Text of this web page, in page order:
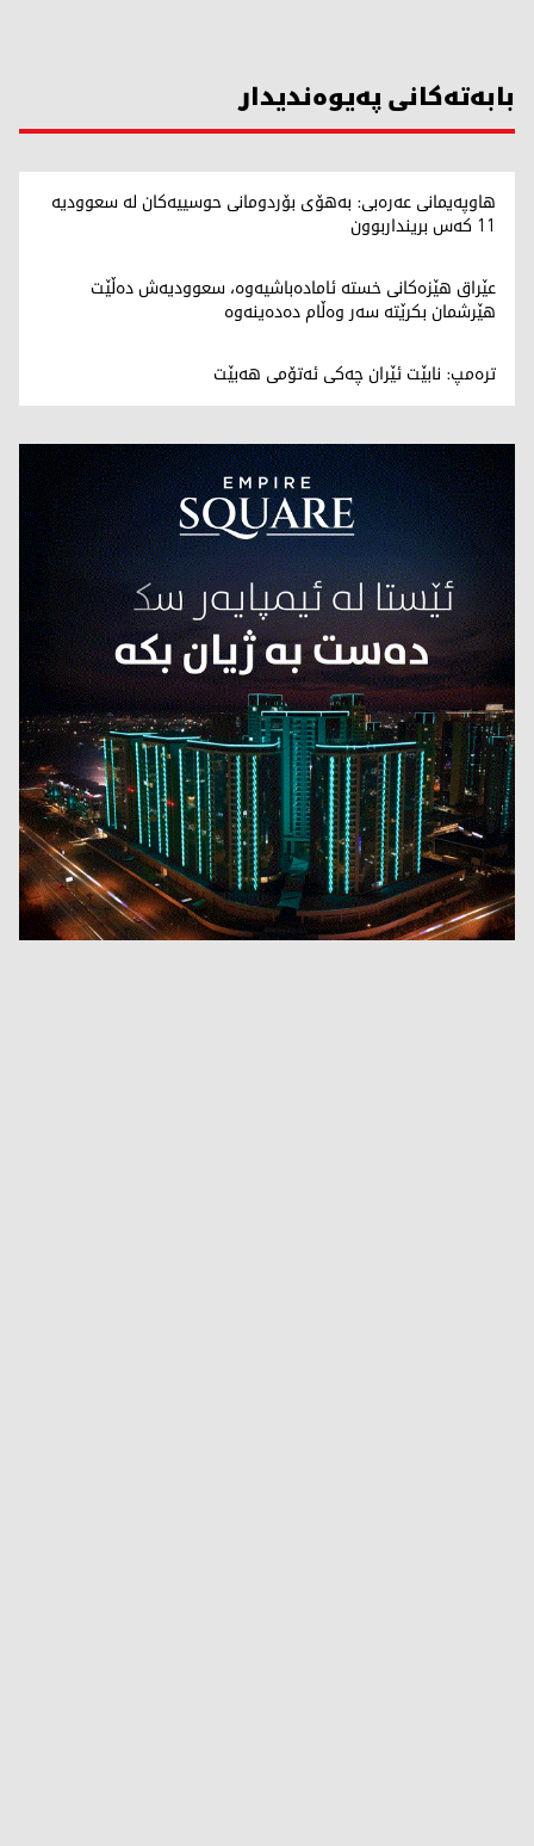
بابەتەکانی پەیوەندیدار
هاوپەیمانی عەرەبی: بەهۆی بۆردومانی حوسییەکان لە سعوودیە
11 کەس برینداربوون
عێراق هێزەکانی خستە ئامادەباشیەوە، سعوودیەش دەڵێت
هێرشمان بکرێتە سەر وەڵام دەدەینەوە
ترەمپ: نابێت ئێران چەکی ئەتۆمی هەبێت